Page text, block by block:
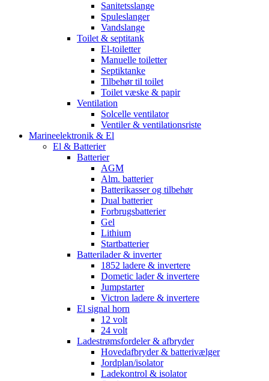
Sanitetsslange
Spuleslanger
Vandslange
Toilet & septitank
El-toiletter
Manuelle toiletter
Septiktanke
Tilbehør til toilet
Toilet væske & papir
Ventilation
Solcelle ventilator
Ventiler & ventilationsriste
Marineelektronik & El
El & Batterier
Batterier
AGM
Alm. batterier
Batterikasser og tilbehør
Dual batterier
Forbrugsbatterier
Gel
Lithium
Startbatterier
Batterilader & inverter
1852 ladere & invertere
Dometic lader & invertere
Jumpstarter
Victron ladere & invertere
El signal horn
12 volt
24 volt
Ladestrømsfordeler & afbryder
Hovedafbryder & batterivælger
Jordplan/isolator
Ladekontrol & isolator